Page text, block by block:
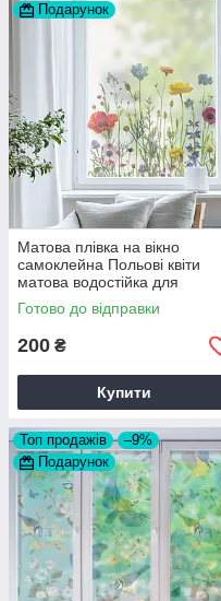
Подарунок
Матова плівка на вікно
самоклейна Польові квіти
матова водостійка для
дзеркала шафи 1000х500 мм
Готово до відправки
200 ₴
Купити
Топ продажів
–9%
Подарунок